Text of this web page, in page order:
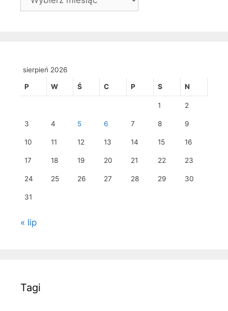
sierpień 2026
P W Ś C P S N
1 2
3 4 5 6 7 8 9
10 11 12 13 14 15 16
17 18 19 20 21 22 23
24 25 26 27 28 29 30
31
« lip
Tagi